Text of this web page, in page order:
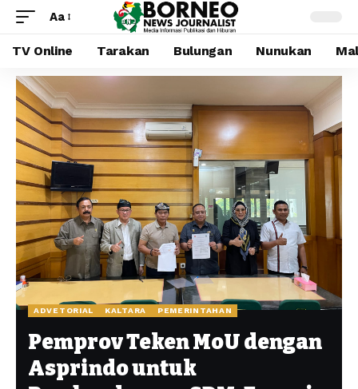
Aa
TV Online Tarakan Bulungan Nunukan
ADVETORIAL KALTARA PEMERINTAHAN
Pemprov Teken MoU dengan
Asprindo untuk